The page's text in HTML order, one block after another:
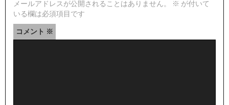
メールアドレスが公開されることはありません。 ※ が付いて
いる欄は必須項目です
コメント ※